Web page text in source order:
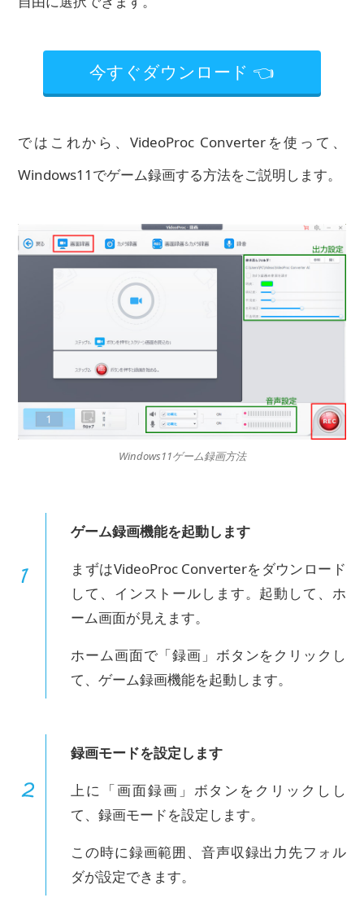
今すぐダウンロード 👈
ではこれから、VideoProc Converterを使って、
Windows11でゲーム録画する方法をご説明します。
Windows11ゲーム録画方法
ゲーム録画機能を起動します
まずはVideoProc Converterをダウンロード
して、インストールします。起動して、ホ
ーム画面が見えます。
ホーム画面で「録画」ボタンをクリックし
て、ゲーム録画機能を起動します。
録画モードを設定します
上に「画面録画」ボタンをクリックしし
て、録画モードを設定します。
この時に録画範囲、音声収録出力先フォル
ダが設定できます。